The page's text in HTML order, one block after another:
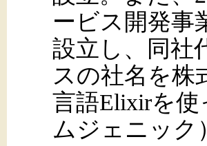
ービス開発事
設立し、同社
スの社名を株
言語Elixirを使
ムジェニック